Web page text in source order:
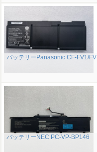
バッテリーPanasonic CF-FV1/
バッテリーNEC PC-VP-BP146